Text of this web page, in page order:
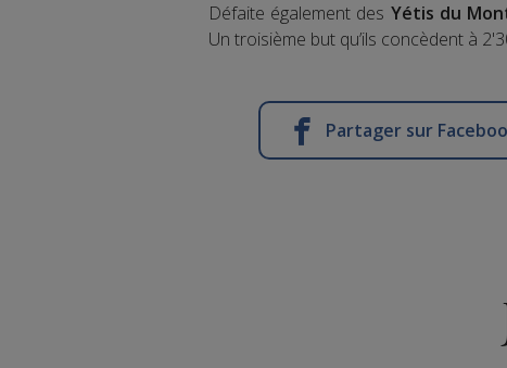
Défaite également des Yétis du
Un troisième but qu’ils concèdent à
Partager sur